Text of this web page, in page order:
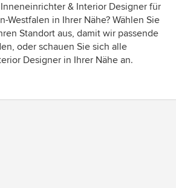
& Interior Designer für
Westfalen in Ihrer Nähe? Wählen Sie
Standort aus, damit wir passende
oder schauen Sie sich alle
Designer in Ihrer Nähe an.